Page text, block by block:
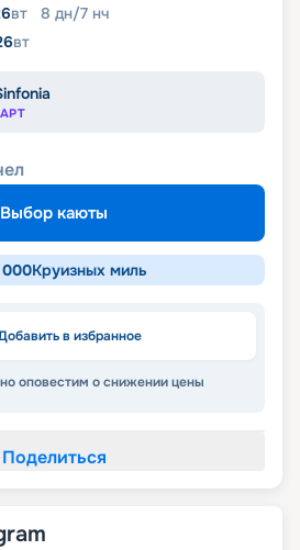
вт 8 дн/7 нч
вт
Выбор каюты
000Круизных миль
в избранное
оповестим о снижении цены
Поделиться